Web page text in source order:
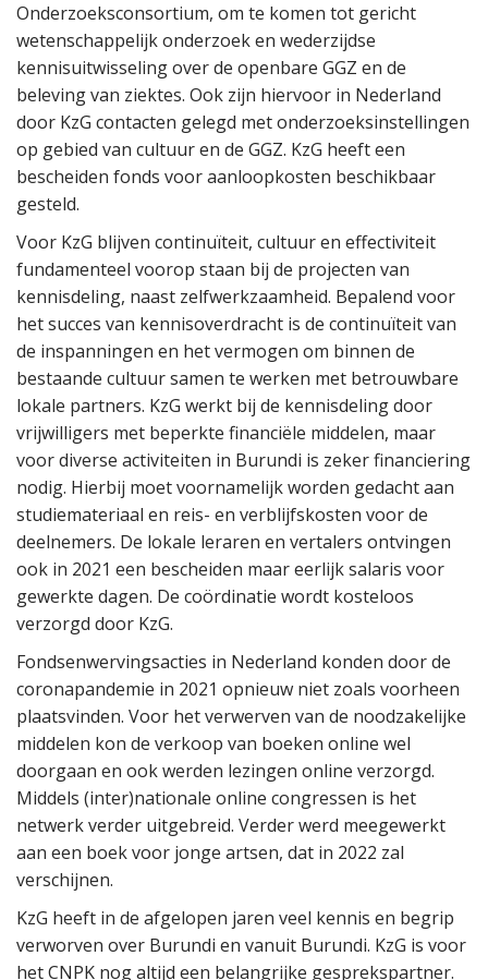
Onderzoeksconsortium, om te komen tot gericht
wetenschappelijk onderzoek en wederzijdse
kennisuitwisseling over de openbare GGZ en de
beleving van ziektes. Ook zijn hiervoor in Nederland
door KzG contacten gelegd met onderzoeksinstellingen
op gebied van cultuur en de GGZ. KzG heeft een
bescheiden fonds voor aanloopkosten beschikbaar
gesteld.
Voor KzG blijven continuïteit, cultuur en effectiviteit
fundamenteel voorop staan bij de projecten van
kennisdeling, naast zelfwerkzaamheid. Bepalend voor
het succes van kennisoverdracht is de continuïteit van
de inspanningen en het vermogen om binnen de
bestaande cultuur samen te werken met betrouwbare
lokale partners. KzG werkt bij de kennisdeling door
vrijwilligers met beperkte financiële middelen, maar
voor diverse activiteiten in Burundi is zeker financiering
nodig. Hierbij moet voornamelijk worden gedacht aan
studiemateriaal en reis- en verblijfskosten voor de
deelnemers. De lokale leraren en vertalers ontvingen
ook in 2021 een bescheiden maar eerlijk salaris voor
gewerkte dagen. De coördinatie wordt kosteloos
verzorgd door KzG.
Fondsenwervingsacties in Nederland konden door de
coronapandemie in 2021 opnieuw niet zoals voorheen
plaatsvinden. Voor het verwerven van de noodzakelijke
middelen kon de verkoop van boeken online wel
doorgaan en ook werden lezingen online verzorgd.
Middels (inter)nationale online congressen is het
netwerk verder uitgebreid. Verder werd meegewerkt
aan een boek voor jonge artsen, dat in 2022 zal
verschijnen.
KzG heeft in de afgelopen jaren veel kennis en begrip
verworven over Burundi en vanuit Burundi. KzG is voor
het CNPK nog altijd een belangrijke gesprekspartner.